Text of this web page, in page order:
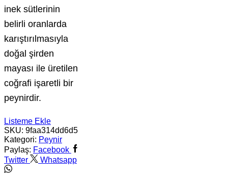
inek sütlerinin
belirli oranlarda
karıştırılmasıyla
doğal şirden
mayası ile üretilen
coğrafi işaretli bir
peynirdir.
Listeme Ekle
SKU: 9faa314dd6d5
Kategori: Peynir
Paylaş: Facebook
Twitter
Whatsapp